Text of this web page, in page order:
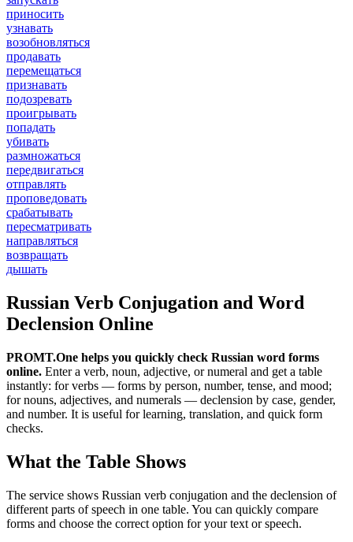
приносить
узнавать
возобновляться
продавать
перемещаться
признавать
подозревать
проигрывать
попадать
убивать
размножаться
передвигаться
отправлять
проповедовать
срабатывать
пересматривать
направляться
возвращать
дышать
Russian Verb Conjugation and Word
Declension Online
PROMT.One helps you quickly check Russian word forms
online. Enter a verb, noun, adjective, or numeral and get a table
instantly: for verbs — forms by person, number, tense, and mood;
for nouns, adjectives, and numerals — declension by case, gender,
and number. It is useful for learning, translation, and quick form
checks.
What the Table Shows
The service shows Russian verb conjugation and the declension of
different parts of speech in one table. You can quickly compare
forms and choose the correct option for your text or speech.